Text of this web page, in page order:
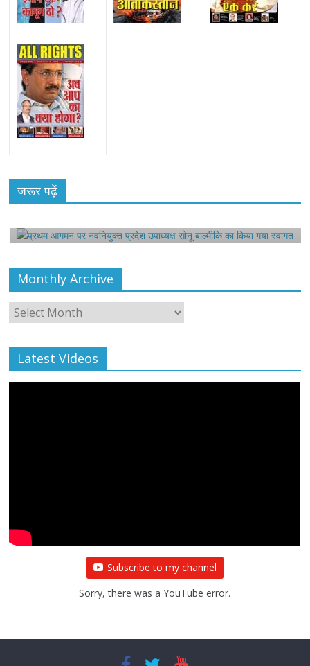
जरूर पढ़ें
प्रथम आगमन पर नवनियुक्त प्रदेश उपाध्यक्ष सोनू
बाल्मीकि का किया गया स्वागत
Monthly Archive
Monthly
Archive
Latest Videos
Subscribe to my channel
Sorry, there was a YouTube error.